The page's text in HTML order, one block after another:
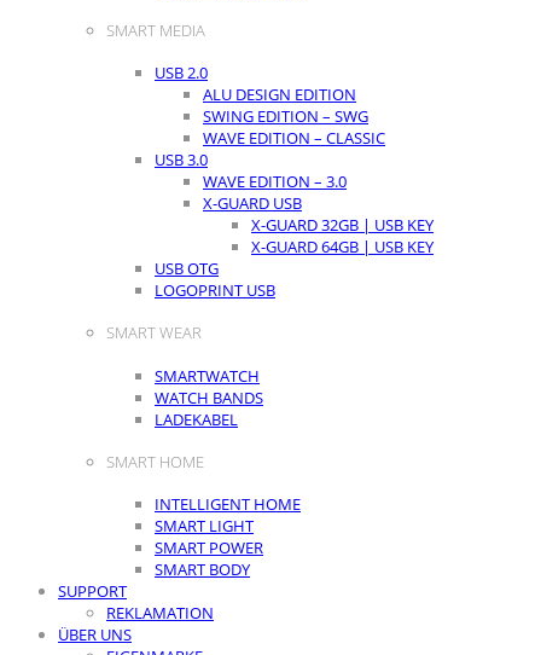
SMART MEDIA
USB 2.0
ALU DESIGN EDITION
SWING EDITION – SWG
WAVE EDITION – CLASSIC
USB 3.0
WAVE EDITION – 3.0
X-GUARD USB
X-GUARD 32GB | USB KEY
X-GUARD 64GB | USB KEY
USB OTG
LOGOPRINT USB
SMART WEAR
SMARTWATCH
WATCH BANDS
LADEKABEL
SMART HOME
INTELLIGENT HOME
SMART LIGHT
SMART POWER
SMART BODY
SUPPORT
REKLAMATION
ÜBER UNS